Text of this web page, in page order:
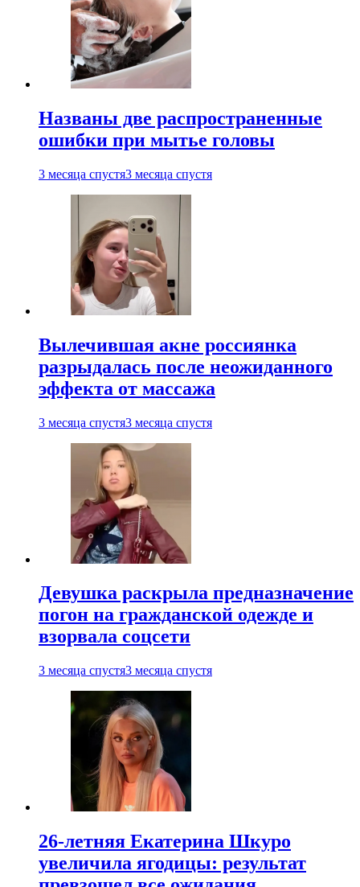
Названы две распространенные
ошибки при мытье головы
3 месяца спустя3 месяца спустя
Вылечившая акне россиянка
разрыдалась после неожиданного
эффекта от массажа
3 месяца спустя3 месяца спустя
Девушка раскрыла предназначение
погон на гражданской одежде и
взорвала соцсети
3 месяца спустя3 месяца спустя
26-летняя Екатерина Шкуро
увеличила ягодицы: результат